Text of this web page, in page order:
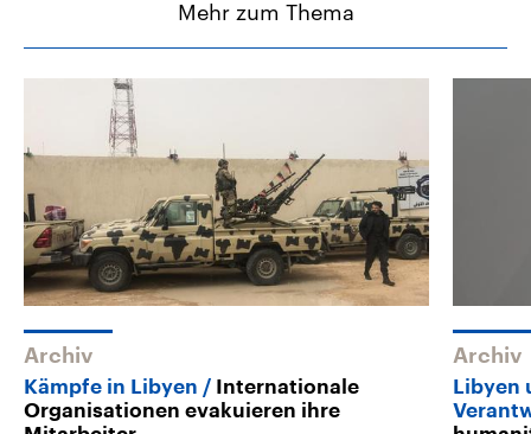
Mehr zum Thema
Archiv
Kämpfe in Libyen
Internationale
Organisationen evakuieren ihre
Archiv
Libyen